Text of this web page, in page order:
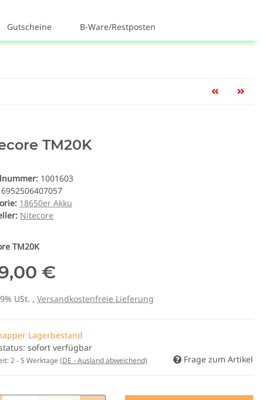
Gutscheine B-Ware/Restposten
TM20K
1001603
6952506407057
18650er Akku
Nitecore
TM20K
€
USt. , Versandkostenfreie Lieferung
Lagerbestand
sofort verfügbar
2 - 5 Werktage (DE - Ausland abweichend) Frage zum Artikel